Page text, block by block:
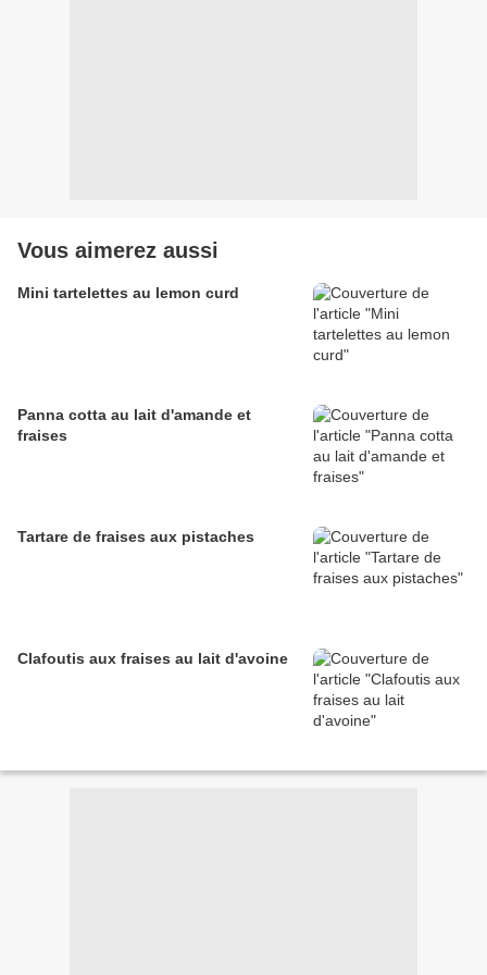
Vous aimerez aussi
Mini tartelettes au lemon curd
Panna cotta au lait d'amande et
fraises
Tartare de fraises aux pistaches
Clafoutis aux fraises au lait d'avoine